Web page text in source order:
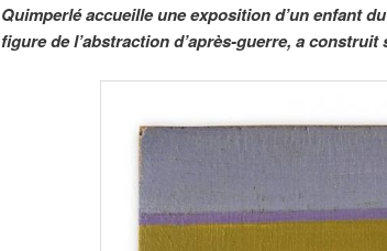
Quimperlé accueille une exposition d’un enfant
figure de l’abstraction d’après-guerre, a